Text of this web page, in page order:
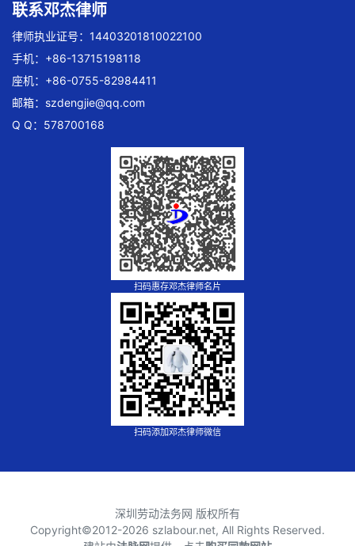
联系邓杰律师
律师执业证号：14403201810022100
手机：+86-13715198118
座机：+86-0755-82984411
邮箱： szdengjie@qq.com
Q Q：578700168
扫码惠存邓杰律师名片
扫码添加邓杰律师微信
深圳劳动法务网 版权所有
Copyright©2012-2026 szlabour.net, All Rights Reserved.